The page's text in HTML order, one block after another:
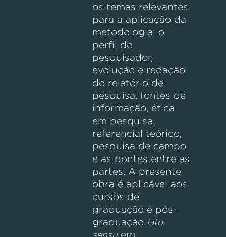
os temas relevantes
para a aplicação da
metodologia: o
perfil do
pesquisador,
evolução e redação
do relatório de
pesquisa, fontes de
informação, ética
em pesquisa,
referencial teórico,
pesquisa de campo
e as pontes entre as
partes. A presente
obra é aplicável aos
cursos de
graduação e pós-
graduação lato
sensuem